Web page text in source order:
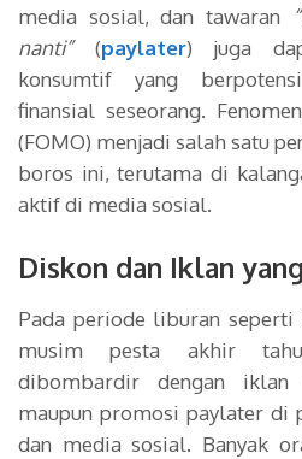
media sosial, dan tawaran
nanti”(paylater) juga
konsumtif yang
finansial seseorang.
(FOMO) menjadi salah satu
boros ini, terutama di
aktif di media sosial.
Diskon dan Iklan
Pada periode liburan seperti
musim pesta akhir
dibombardir dengan iklan
maupun promosi paylater di
dan media sosial. Banyak